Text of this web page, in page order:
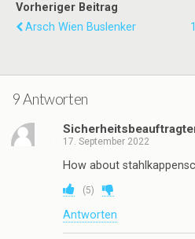
Vorheriger Beitrag
Arsch Wien Buslenker
9 Antworten
17. September 2022
How about
(5)
Antworten